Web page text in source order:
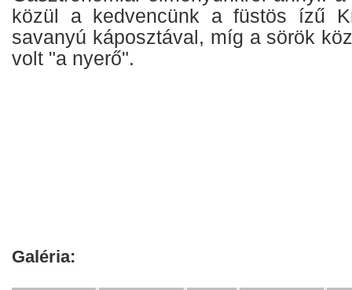
közül a kedvencünk a füstös ízű
savanyú káposztával, míg a sörök
volt "a nyerő".
Galéria: